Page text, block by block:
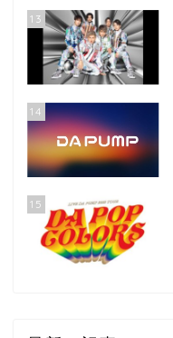
13
14
15